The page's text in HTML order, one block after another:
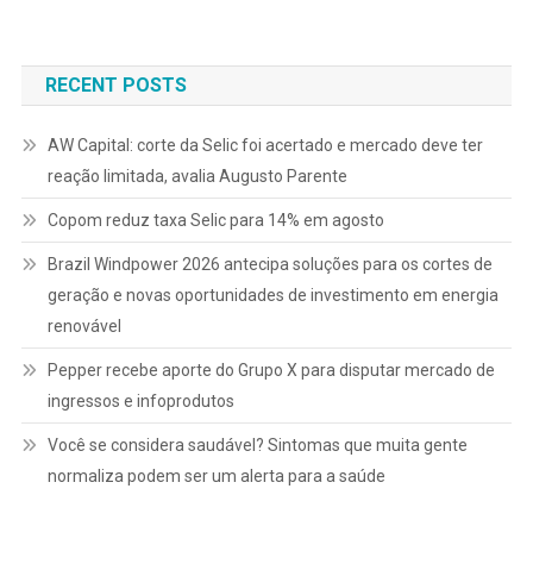
Post
RECENT POSTS
AW Capital: corte da Selic foi acertado e mercado deve ter
reação limitada, avalia Augusto Parente
Copom reduz taxa Selic para 14% em agosto
Brazil Windpower 2026 antecipa soluções para os cortes de
geração e novas oportunidades de investimento em energia
renovável
Pepper recebe aporte do Grupo X para disputar mercado de
ingressos e infoprodutos
Você se considera saudável? Sintomas que muita gente
normaliza podem ser um alerta para a saúde